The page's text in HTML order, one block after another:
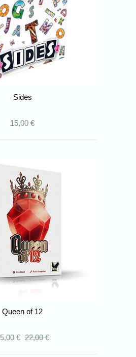
Sides
15,00 €
Queen of 12
€ 22,00 €